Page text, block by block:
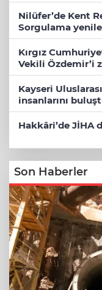
Nilüfer’de Kent
Sorgulama
Kırgız
Vekili Özdemir’i
Kayseri
insanlarını
Hakkâri’de JİHA
Son Haberler